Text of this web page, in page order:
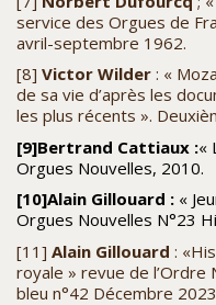
service des Orgues de
avril-septembre 1962.
[8] Victor Wilder : «
de sa vie d’après les
les plus récents ».
[9]Bertrand Cattiaux :«
Orgues Nouvelles, 2010.
[10]Alain Gillouard : «
Orgues Nouvelles N°23
[11] Alain Gillouard :
royale » revue de l’Ordre
bleu n°42 Décembre 2023